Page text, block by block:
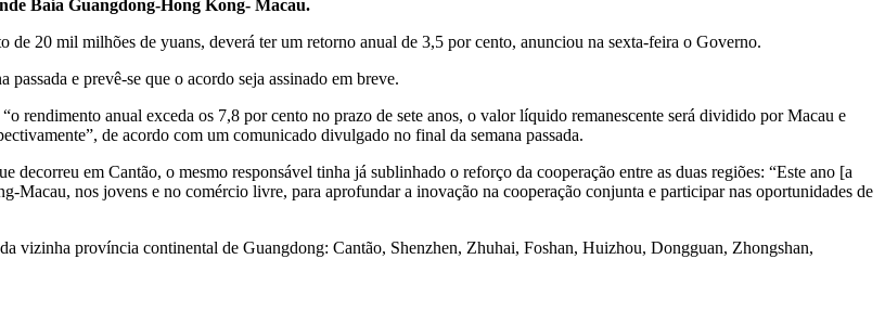
Baía Guangdong-Hong Kong- Macau.
20 mil milhões de yuans, deverá ter um retorno anual de 3,5 por cento, anunciou na sexta-feira o Governo.
e prevê-se que o acordo seja assinado em breve.
rendimento anual exceda os 7,8 por cento no prazo de sete anos, o valor líquido remanescente será dividido por Macau e
de acordo com um comunicado divulgado no final da semana passada.
em Cantão, o mesmo responsável tinha já sublinhado o reforço da cooperação entre as duas regiões: “Este ano [a
nos jovens e no comércio livre, para aprofundar a inovação na cooperação conjunta e participar nas oportunidades de
vizinha província continental de Guangdong: Cantão, Shenzhen, Zhuhai, Foshan, Huizhou, Dongguan, Zhongshan,